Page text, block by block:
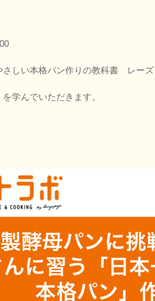
さしい本格パン作りの教科書 レー
学んでいただきます。